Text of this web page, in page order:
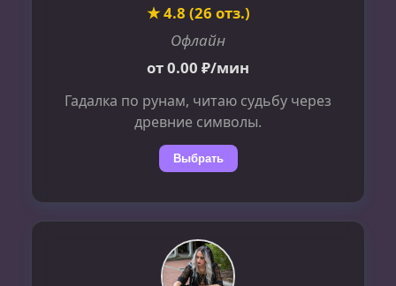
★ 4.8 (26 отз.)
Офлайн
от 0.00 ₽/мин
Гадалка по рунам, читаю судьбу через
древние символы.
Выбрать